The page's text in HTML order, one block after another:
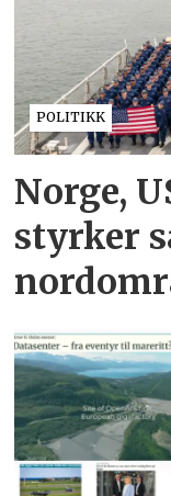
POLITIKK
Norge,
styrker